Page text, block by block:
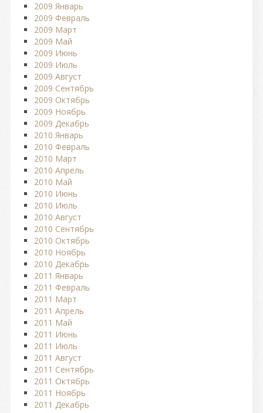
2009 Январь
2009 Февраль
2009 Март
2009 Май
2009 Июнь
2009 Июль
2009 Август
2009 Сентябрь
2009 Октябрь
2009 Ноябрь
2009 Декабрь
2010 Январь
2010 Февраль
2010 Март
2010 Апрель
2010 Май
2010 Июнь
2010 Июль
2010 Август
2010 Сентябрь
2010 Октябрь
2010 Ноябрь
2010 Декабрь
2011 Январь
2011 Февраль
2011 Март
2011 Апрель
2011 Май
2011 Июнь
2011 Июль
2011 Август
2011 Сентябрь
2011 Октябрь
2011 Ноябрь
2011 Декабрь